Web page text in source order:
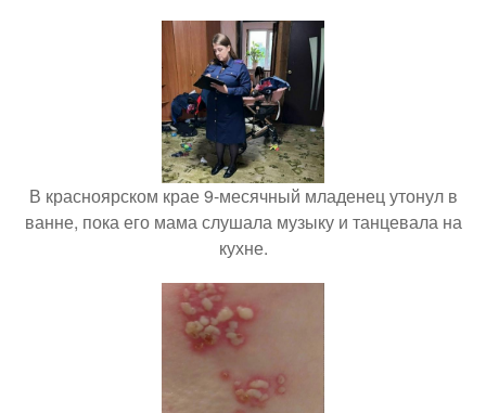
В красноярском крае 9-месячный младенец утонул в
ванне, пока его мама слушала музыку и танцевала на
кухне.